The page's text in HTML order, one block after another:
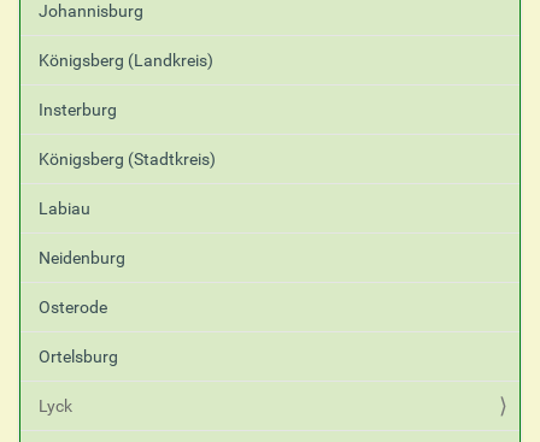
Johannisburg
Königsberg (Landkreis)
Insterburg
Königsberg (Stadtkreis)
Labiau
Neidenburg
Osterode
Ortelsburg
Lyck